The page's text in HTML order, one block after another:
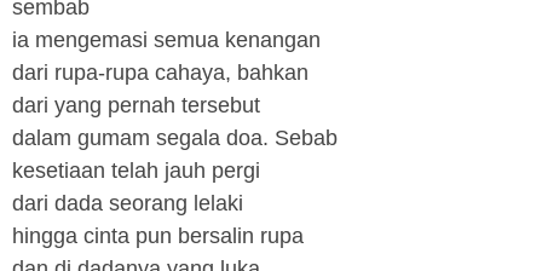
sembab
ia mengemasi semua kenangan
dari rupa-rupa cahaya, bahkan
dari yang pernah tersebut
dalam gumam segala doa. Sebab
kesetiaan telah jauh pergi
dari dada seorang lelaki
hingga cinta pun bersalin rupa